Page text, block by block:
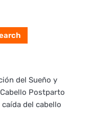
del Sueño y
Postparto
del cabello